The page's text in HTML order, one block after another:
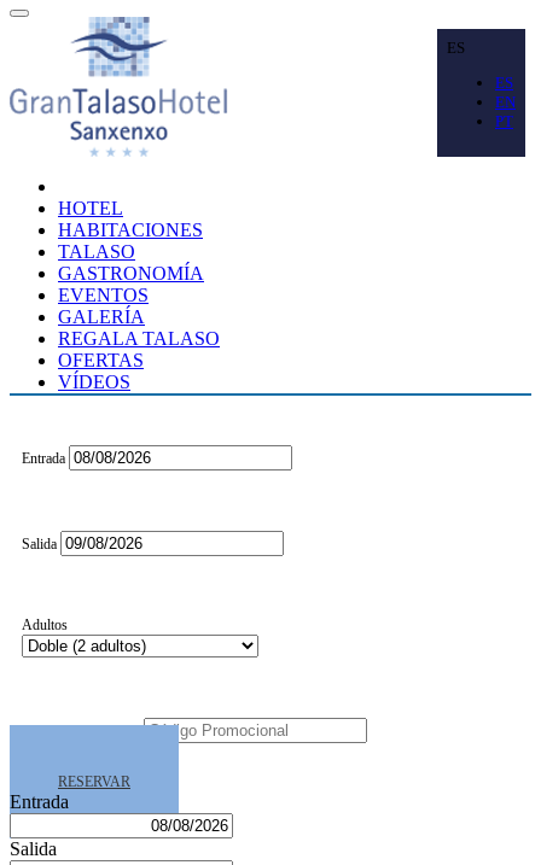
ES
ES
EN
PT
HOTEL
HABITACIONES
TALASO
GASTRONOMÍA
EVENTOS
GALERÍA
REGALA TALASO
OFERTAS
VÍDEOS
Entrada
Salida
Adultos
RESERVAR
Entrada
Salida